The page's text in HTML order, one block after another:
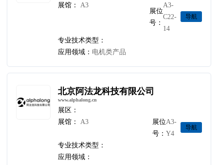
展馆：
A3
展位
号：
A3-
C22-
14
导航
专业技术类型：
应用领域： 电机类产品
北京阿法龙科技有限公司
www.alphalong.cn
展区：
展馆：
A3
展位
号：
A3-
Y4
导航
专业技术类型：
应用领域：